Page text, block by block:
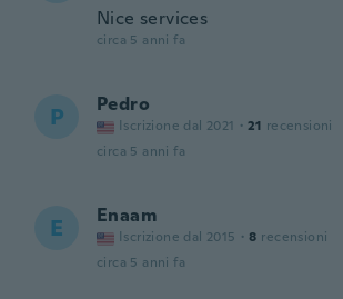
Nice services
circa 5 anni fa
P Pedro
Iscrizione dal 2021 · 21 recensioni
circa 5 anni fa
E Enaam
Iscrizione dal 2015 · 8 recensioni
circa 5 anni fa